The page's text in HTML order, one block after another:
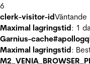
6
clerk-visitor-idVäntande
Maximal lagringstid: 1
Garnius-
Maximal lagringstid: